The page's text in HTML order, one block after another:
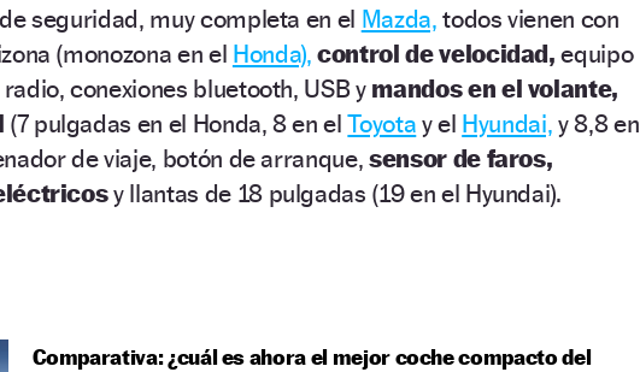
seguridad, muy completa en el Mazda, todos vienen con
(monozona en el Honda), control de velocidad, equipo
conexiones bluetooth, USB ymandos en el volante,
(7 pulgadas en el Honda, 8 en elToyota y el Hyundai, y 8,8 en
de viaje, botón de arranque, sensor de faros,
y llantas de 18 pulgadas (19 en el Hyundai).
Comparativa: ¿cuál es ahora el mejor coche compacto del